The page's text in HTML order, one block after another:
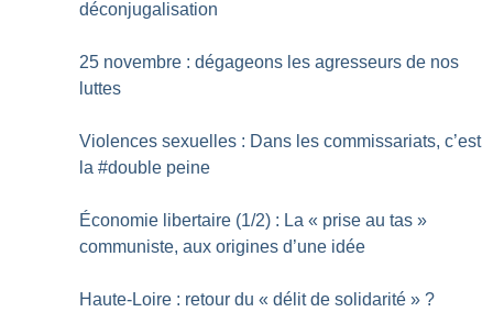
déconjugalisation
25 novembre : dégageons les agresseurs de nos
luttes
Violences sexuelles : Dans les commissariats, c’est
la #double peine
Économie libertaire (1/2) : La « prise au tas »
communiste, aux origines d’une idée
Haute-Loire : retour du « délit de solidarité » ?